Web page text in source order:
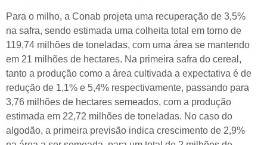
Para o milho, a Conab projeta uma recuperação de 3,5%
na safra, sendo estimada uma colheita total em torno de
119,74 milhões de toneladas, com uma área se mantendo
em 21 milhões de hectares. Na primeira safra do cereal,
tanto a produção como a área cultivada a expectativa é de
redução de 1,1% e 5,4% respectivamente, passando para
3,76 milhões de hectares semeados, com a produção
estimada em 22,72 milhões de toneladas. No caso do
algodão, a primeira previsão indica crescimento de 2,9%